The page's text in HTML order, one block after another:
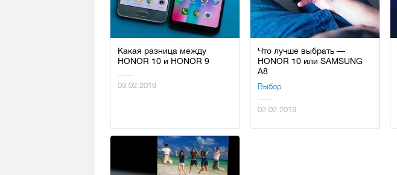
Какая разница между
HONOR 10 и HONOR 9
03.02.2019
Что лучше выбрать —
HONOR 10 или SAMSUNG
А8
Выбор
02.02.2019